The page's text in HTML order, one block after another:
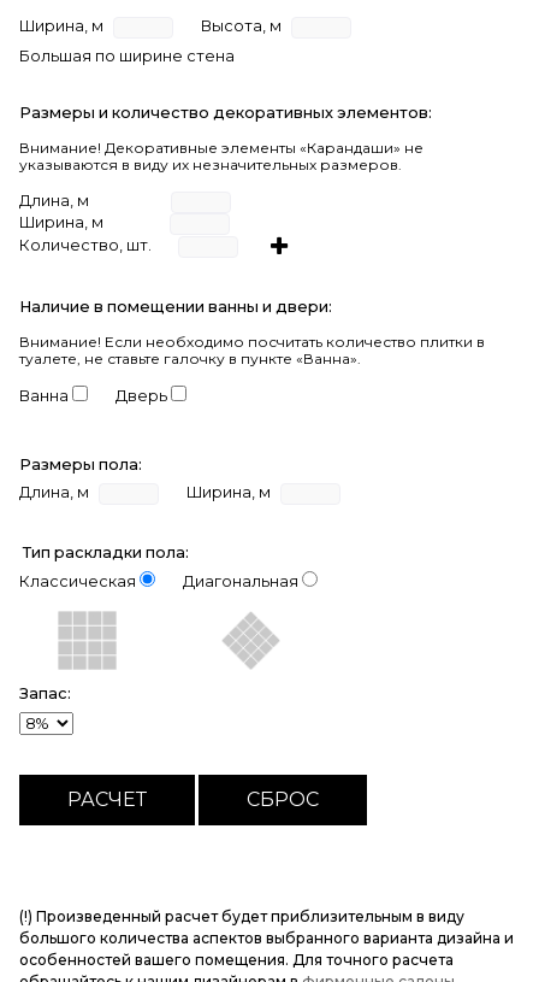
Ширина, м
Высота, м
Большая по ширине стена
Размеры и количество декоративных элементов:
Внимание! Декоративные элементы «Карандаши» не
указываются в виду их незначительных размеров.
Длина, м
Ширина, м
Количество, шт.
Наличие в помещении ванны и двери:
Внимание! Если необходимо посчитать количество плитки в
туалете, не ставьте галочку в пункте «Ванна».
Ванна Дверь
Размеры пола:
Длина, м
Ширина, м
Тип раскладки пола:
Классическая
Диагональная
Запас:
(!) Произведенный расчет будет приблизительным в виду
большого количества аспектов выбранного варианта дизайна и
особенностей вашего помещения. Для точного расчета